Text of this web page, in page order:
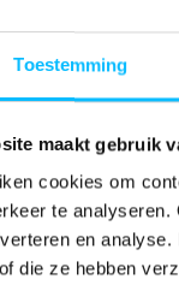
Toestemming
maakt gebruik
cookies om
te
en
die ze hebben